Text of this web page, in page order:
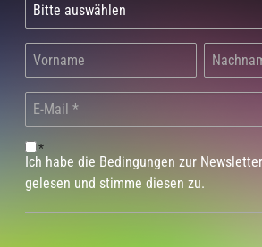
*
Ich habe die Bedingungen zur
gelesen und stimme diesen zu.